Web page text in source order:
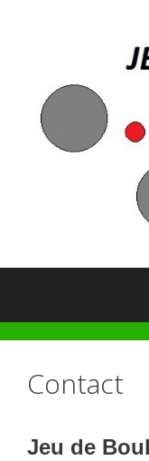
Contact
Jeu de